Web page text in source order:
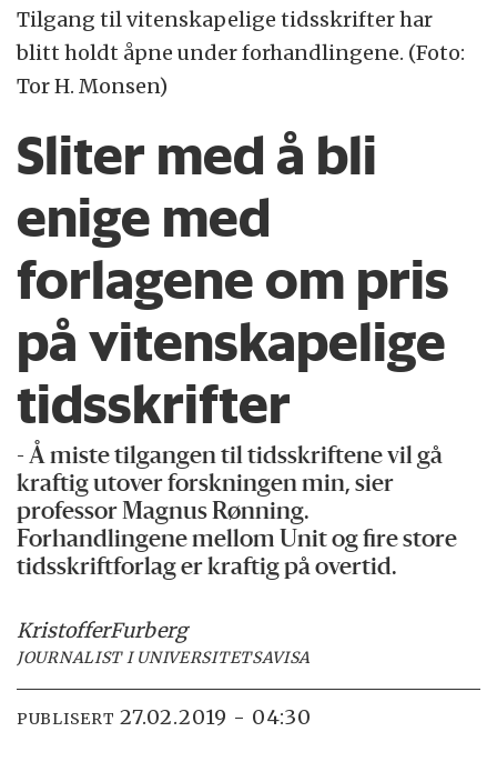
Tilgang til vitenskapelige tidsskrifter har
blitt holdt åpne under forhandlingene. (Foto:
Tor H. Monsen)
Sliter med å bli
enige med
forlagene om pris
på vitenskapelige
tidsskrifter
- Å miste tilgangen til tidsskriftene vil gå
kraftig utover forskningen min, sier
professor Magnus Rønning.
Forhandlingene mellom Unit og fire store
tidsskriftforlag er kraftig på overtid.
KristofferFurberg
JOURNALIST I UNIVERSITETSAVISA
PUBLISERT 27.02.2019 - 04:30